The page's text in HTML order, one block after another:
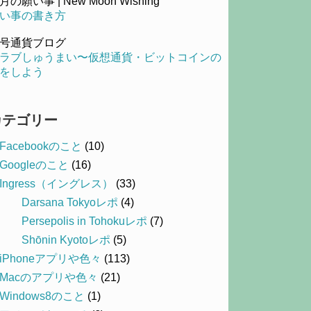
事の書き方
通貨ブログ
ブしゅうまい〜仮想通貨・ビットコインの
しよう
テゴリー
Facebookのこと (10)
Googleのこと (16)
Ingress（イングレス）
(33)
Darsana Tokyoレポ (4)
Persepolis in Tohokuレポ (7)
Shōnin Kyotoレポ (5)
iPhoneアプリや色々 (113)
Macのアプリや色々 (21)
Windows8のこと (1)